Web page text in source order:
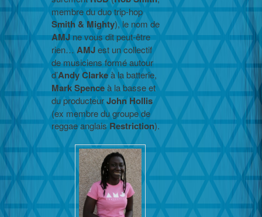
membre du duo trip-hop
Smith & Mighty), le nom de
AMJne vous dit peut-être
rien…AMJest un collectif
de musiciens formé autour
d’AndyClarkeà la batterie,
MarkSpenceà la basse et
du producteurJohnHollis
(ex membre du groupe de
reggae anglaisRestriction).